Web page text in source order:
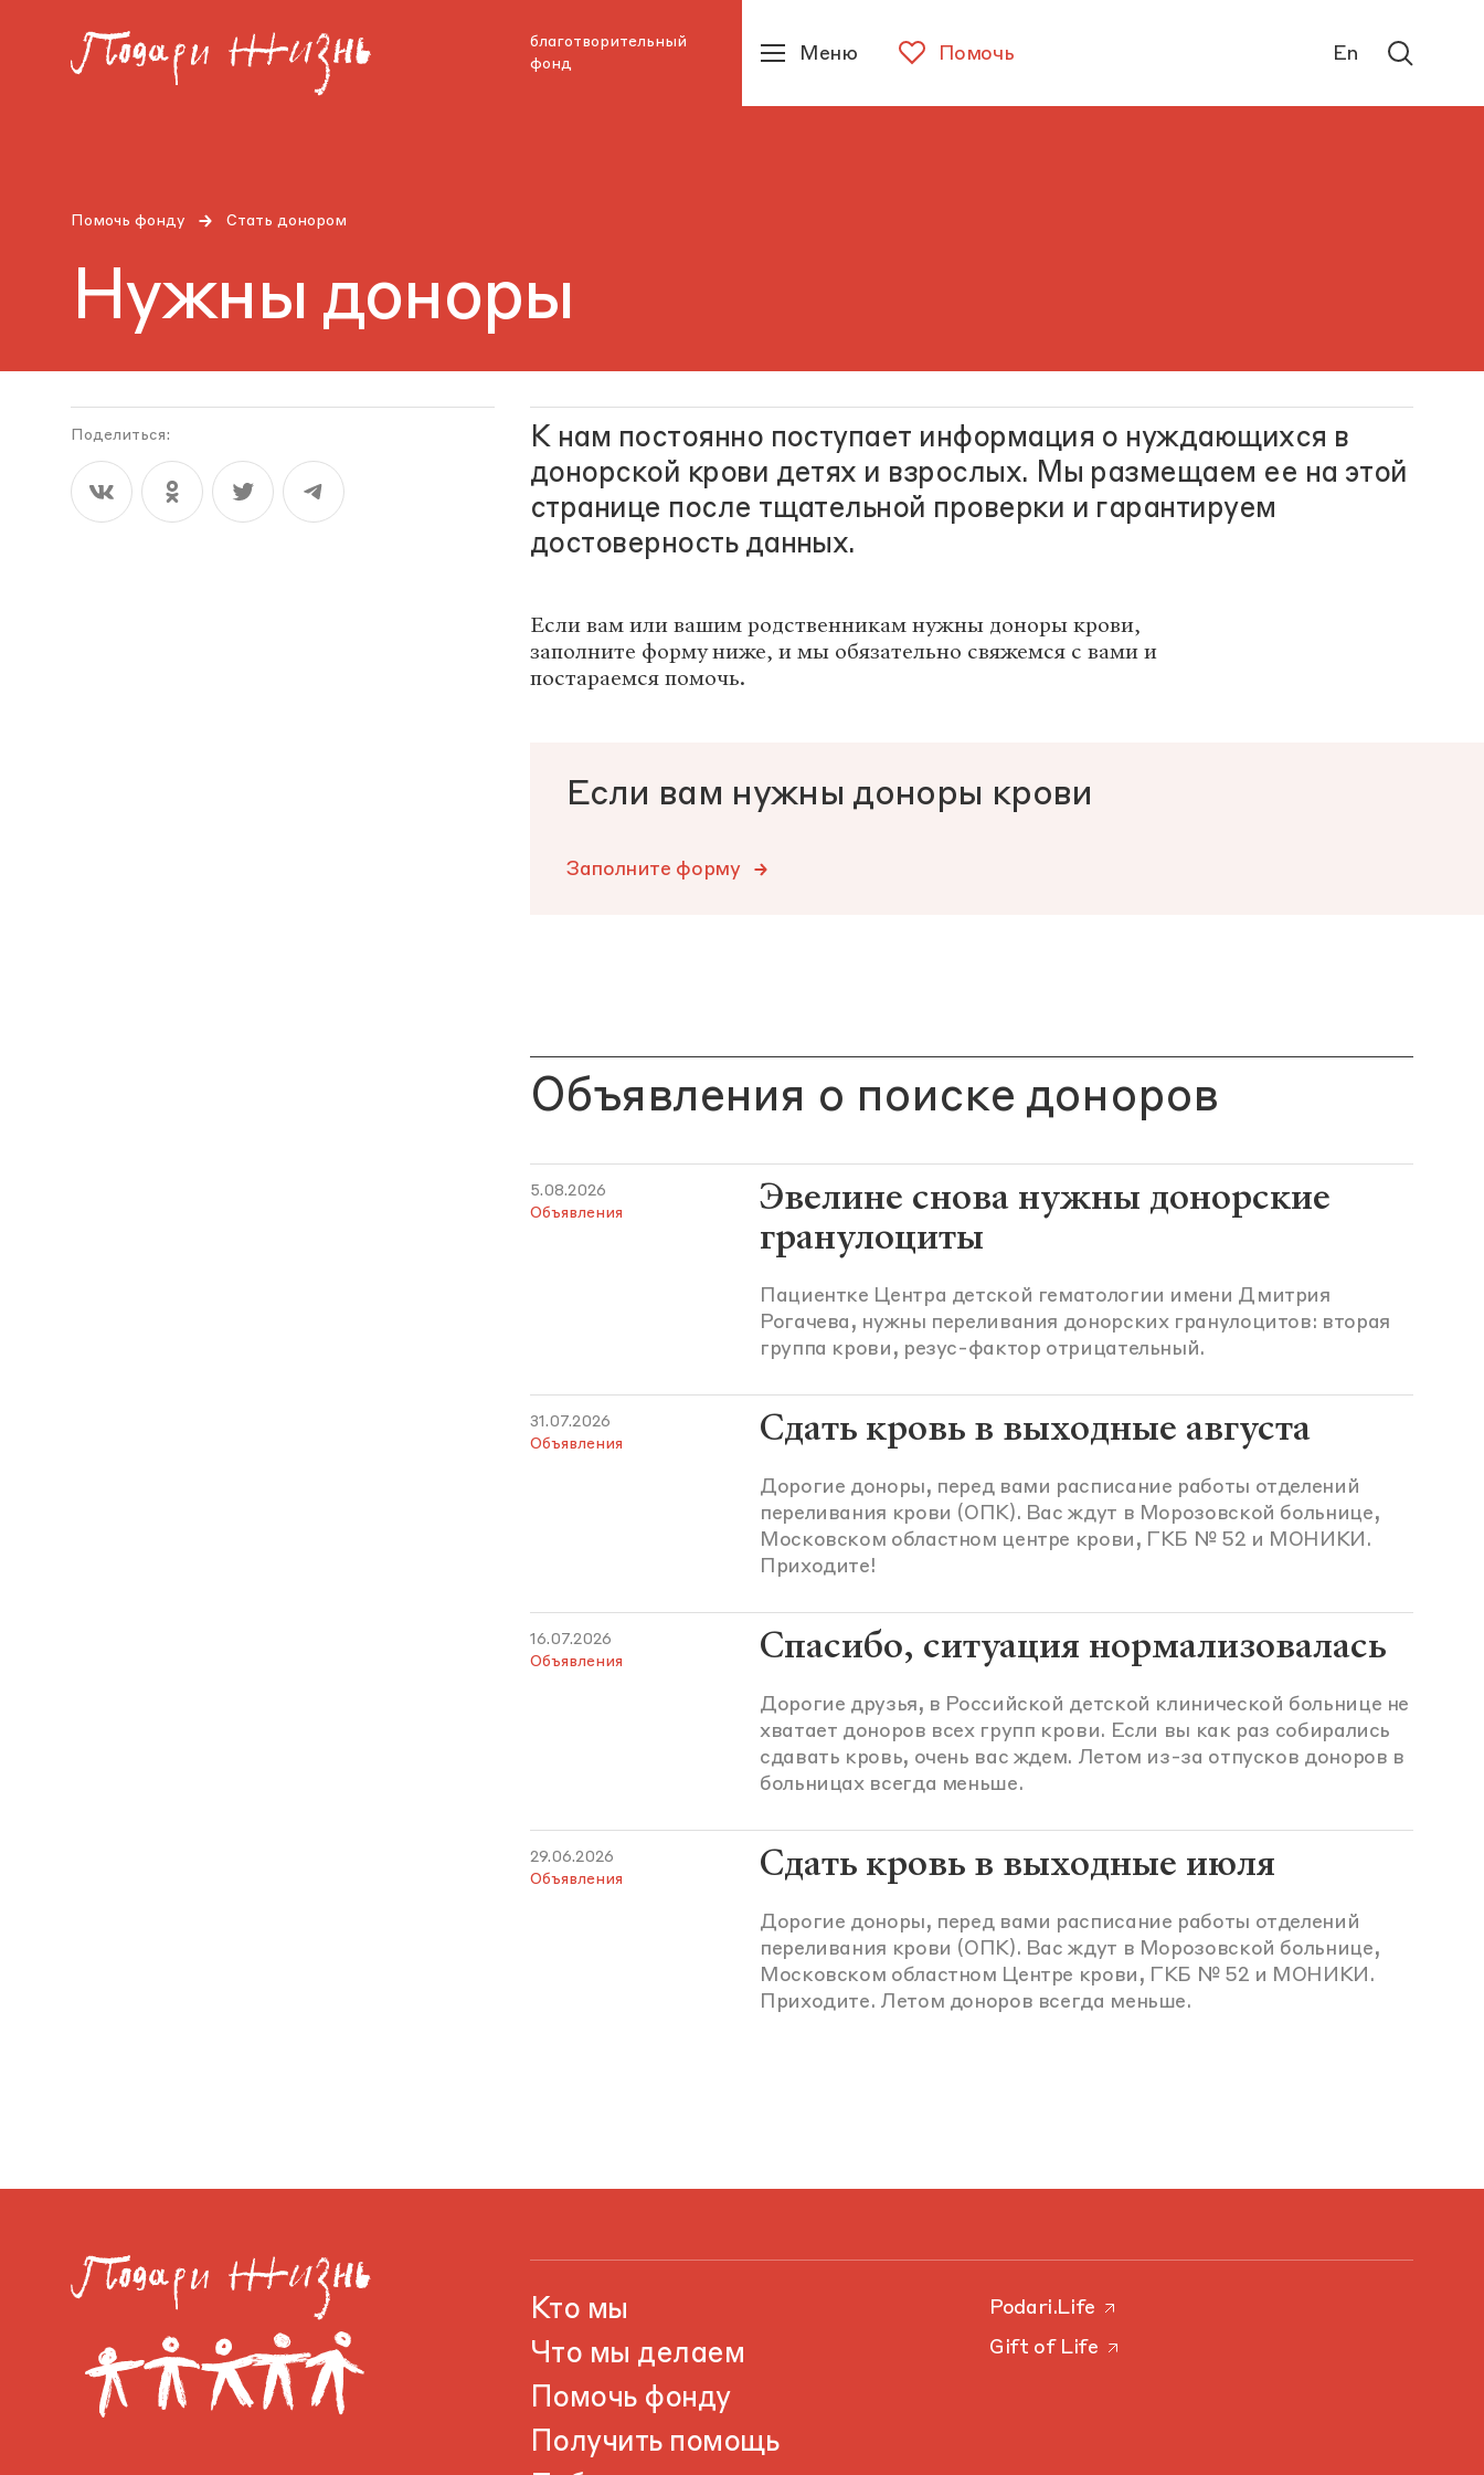
благотворительный
фонд
Помочь
Меню En
Помочь фонду Стать донором
Нужны доноры
Поделиться:
К нам постоянно поступает информация о нуждающихся в
донорской крови детях и взрослых. Мы размещаем ее на этой
странице после тщательной проверки и гарантируем
достоверность данных.
Если вам или вашим родственникам нужны доноры крови,
заполните форму ниже, и мы обязательно свяжемся с вами и
постараемся помочь.
Если вам нужны доноры крови
Заполните форму
Объявления о поиске доноров
5.08.2026
Объявления
Эвелине снова нужны донорские
гранулоциты
Пациентке Центра детской гематологии имени Дмитрия
Рогачева, нужны переливания донорских гранулоцитов: вторая
группа крови, резус-фактор отрицательный.
31.07.2026
Объявления
Сдать кровь в выходные августа
Дорогие доноры, перед вами расписание работы отделений
переливания крови (ОПК). Вас ждут в Морозовской больнице,
Московском областном центре крови, ГКБ № 52 и МОНИКИ.
Приходите!
16.07.2026
Объявления
Спасибо, ситуация нормализовалась
Дорогие друзья, в Российской детской клинической больнице не
хватает доноров всех групп крови. Если вы как раз собирались
сдавать кровь, очень вас ждем. Летом из-за отпусков доноров в
больницах всегда меньше.
29.06.2026
Объявления
Сдать кровь в выходные июля
Дорогие доноры, перед вами расписание работы отделений
переливания крови (ОПК). Вас ждут в Морозовской больнице,
Московском областном Центре крови, ГКБ № 52 и МОНИКИ.
Приходите. Летом доноров всегда меньше.
Кто мы
Что мы делаем
Помочь фонду
Получить помощь
Podari.Life
Gift of Life